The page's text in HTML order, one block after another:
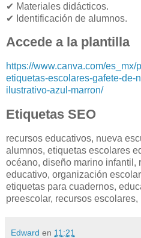
✔ Materiales didácticos.
✔ Identificación de alumnos.
Accede a la plantilla
https://www.canva.com/
etiquetas-escolares-gafete-de-
ilustrativo-azul-marron/
Etiquetas SEO
recursos educativos, nueva
alumnos, etiquetas escolares
océano, diseño marino infantil,
educativo, organización
etiquetas para cuadernos,
preescolar, recursos
Edward en 11:21